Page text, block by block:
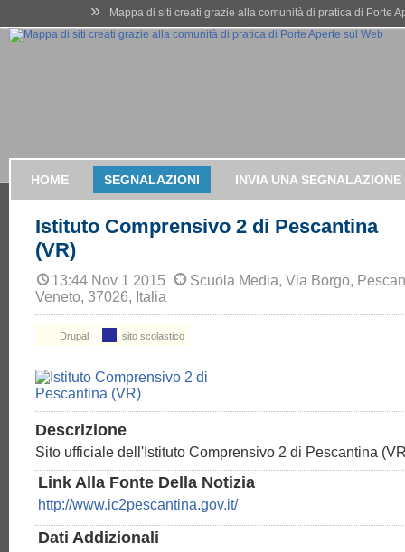
» Mappa di siti creati grazie alla comunità di pratica di Porte
HOME SEGNALAZIONI INVIA UNA SEGNALAZIONE
Istituto Comprensivo 2 di Pescantina
(VR)
13:44 Nov 1 2015
Scuola Media, Via Borgo,
Veneto, 37026, Italia
Drupal sito scolastico
Descrizione
Sito ufficiale dell'Istituto Comprensivo 2 di Pescantina
Link Alla Fonte Della Notizia
http://www.ic2pescantina.gov.it/
Dati Addizionali